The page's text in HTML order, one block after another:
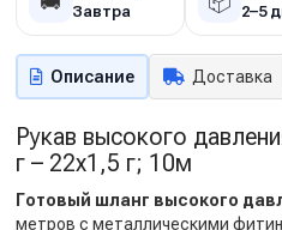
Завтра 2–5
Описание Доставка
Рукав высокого
г – 22х1,5 г; 10м
Готовый шланг высокого
метров с металлическими